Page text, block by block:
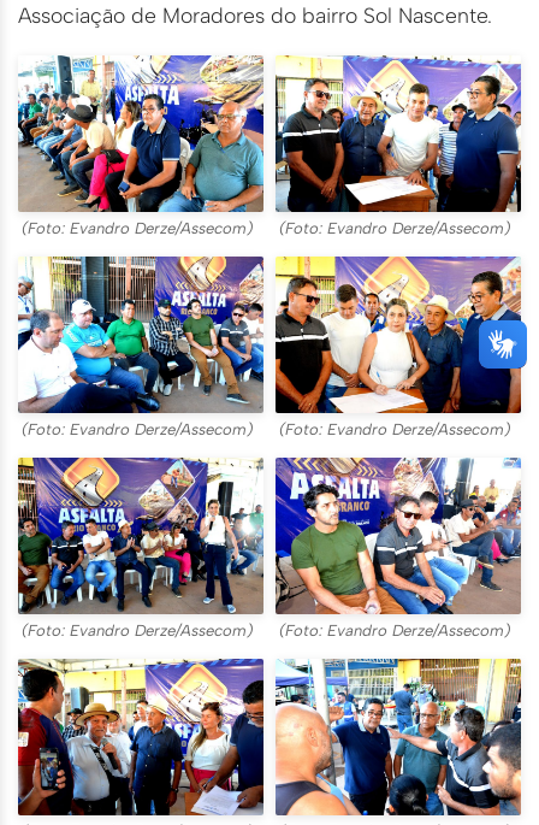
Associação de Moradores do bairro Sol Nascente.
(Foto: Evandro Derze/Assecom) (Foto: Evandro Derze/Assecom)
(Foto: Evandro Derze/Assecom) (Foto: Evandro Derze/Assecom)
(Foto: Evandro Derze/Assecom) (Foto: Evandro Derze/Assecom)